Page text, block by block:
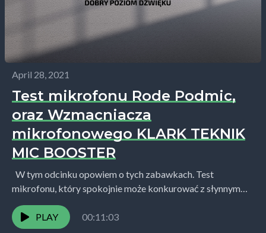
April 28, 2021
Test mikrofonu Rode Podmic,
oraz Wzmacniacza
mikrofonowego KLARK TEKNIK
MIC BOOSTER
W tym odcinku opowiem o tych zabawkach. Test
mikrofonu, który spokojnie może konkurować z słynnym
SM7B. Zaprezentuję również małe cacko, które wzmocni
wasz dynamiczny...
PLAY 00:11:03